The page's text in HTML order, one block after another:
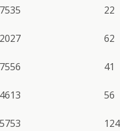
22
62
41
56
124